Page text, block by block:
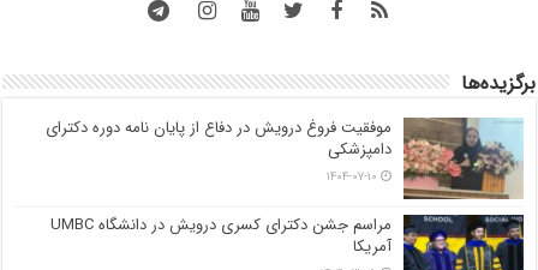
برگزیده‌ها
موفقیت فروغ درویش در دفاع از پایان نامه دوره دکترای
دامپزشکی
۱۴۰۴-۰۷-۱۰
مراسم جشن دکترای کسری درویش در دانشگاه UMBC
آمریکا